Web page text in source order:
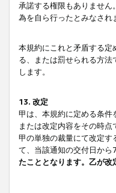
承諾する権限もありませ
為を自ら行ったとみなされ
本規約にこれと矛盾する
る、または罰せられる方
します。
13. 改定
甲は、本規約に定める条
または改定内容をその時
甲の単独の裁量にて改定
て、当該通知の交付日から
たこととなります。乙が